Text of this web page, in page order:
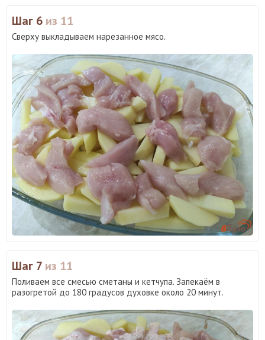
Шаг 6 из 11
Сверху выкладываем нарезанное мясо.
Шаг 7 из 11
Поливаем все смесью сметаны и кетчупа. Запекаём в
разогретой до 180 градусов духовке около 20 минут.